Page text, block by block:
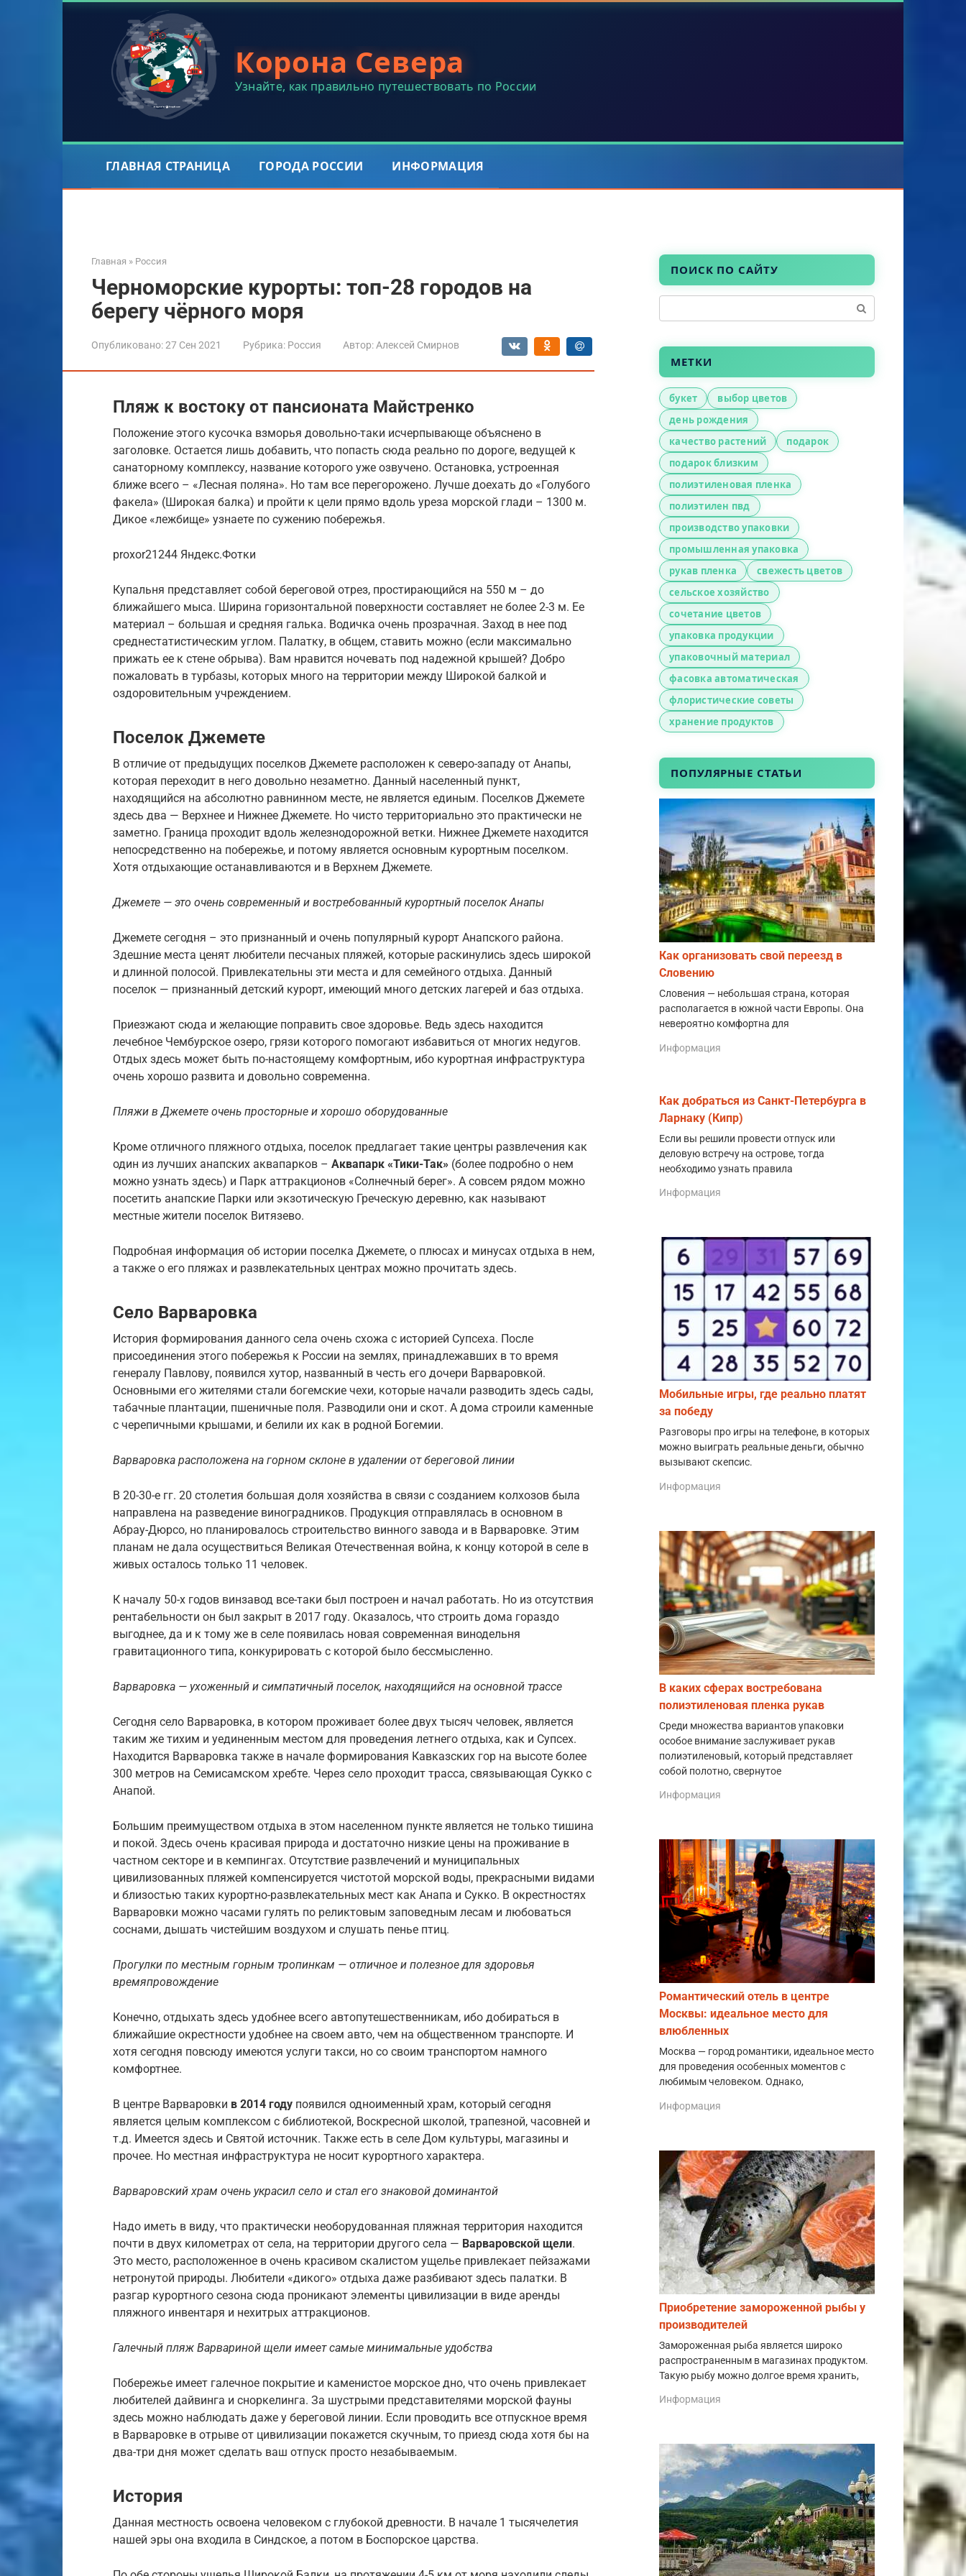
Корона Севера
Узнайте, как правильно путешествовать по России
ГЛАВНАЯ СТРАНИЦА ГОРОДА РОССИИ ИНФОРМАЦИЯ
Главная » Россия
Черноморские курорты: топ-28 городов на
берегу чёрного моря
Опубликовано:27 Сен 2021 Рубрика: Россия Автор: Алексей Смирнов
Пляж к востоку от пансионата Майстренко
Положение этого кусочка взморья довольно-таки исчерпывающе объяснено в
заголовке. Остается лишь добавить, что попасть сюда реально по дороге, ведущей к
санаторному комплексу, название которого уже озвучено. Остановка, устроенная
ближе всего – «Лесная поляна». Но там все перегорожено. Лучше доехать до «Голубого
факела» (Широкая балка) и пройти к цели прямо вдоль уреза морской глади – 1300 м.
Дикое «лежбище» узнаете по сужению побережья.
proxor21244 Яндекс.Фотки
Купальня представляет собой береговой отрез, простирающийся на 550 м – до
ближайшего мыса. Ширина горизонтальной поверхности составляет не более 2-3 м. Ее
материал – большая и средняя галька. Водичка очень прозрачная. Заход в нее под
среднестатистическим углом. Палатку, в общем, ставить можно (если максимально
прижать ее к стене обрыва). Вам нравится ночевать под надежной крышей? Добро
пожаловать в турбазы, которых много на территории между Широкой балкой и
оздоровительным учреждением.
Поселок Джемете
В отличие от предыдущих поселков Джемете расположен к северо-западу от Анапы,
которая переходит в него довольно незаметно. Данный населенный пункт,
находящийся на абсолютно равнинном месте, не является единым. Поселков Джемете
здесь два — Верхнее и Нижнее Джемете. Но чисто территориально это практически не
заметно. Граница проходит вдоль железнодорожной ветки. Нижнее Джемете находится
непосредственно на побережье, и потому является основным курортным поселком.
Хотя отдыхающие останавливаются и в Верхнем Джемете.
Джемете — это очень современный и востребованный курортный поселок Анапы
Джемете сегодня – это признанный и очень популярный курорт Анапского района.
Здешние места ценят любители песчаных пляжей, которые раскинулись здесь широкой
и длинной полосой. Привлекательны эти места и для семейного отдыха. Данный
поселок — признанный детский курорт, имеющий много детских лагерей и баз отдыха.
Приезжают сюда и желающие поправить свое здоровье. Ведь здесь находится
лечебное Чембурское озеро, грязи которого помогают избавиться от многих недугов.
Отдых здесь может быть по-настоящему комфортным, ибо курортная инфраструктура
очень хорошо развита и довольно современна.
Пляжи в Джемете очень просторные и хорошо оборудованные
Кроме отличного пляжного отдыха, поселок предлагает такие центры развлечения как
один из лучших анапских аквапарков – Аквапарк «Тики-Так» (более подробно о нем
можно узнать здесь) и Парк аттракционов «Солнечный берег». А совсем рядом можно
посетить анапские Парки или экзотическую Греческую деревню, как называют
местные жители поселок Витязево.
Подробная информация об истории поселка Джемете, о плюсах и минусах отдыха в нем,
а также о его пляжах и развлекательных центрах можно прочитать здесь.
Село Варваровка
История формирования данного села очень схожа с историей Супсеха. После
присоединения этого побережья к России на землях, принадлежавших в то время
генералу Павлову, появился хутор, названный в честь его дочери Варваровкой.
Основными его жителями стали богемские чехи, которые начали разводить здесь сады,
табачные плантации, пшеничные поля. Разводили они и скот. А дома строили каменные
с черепичными крышами, и белили их как в родной Богемии.
Варваровка расположена на горном склоне в удалении от береговой линии
В 20-30-е гг. 20 столетия большая доля хозяйства в связи с созданием колхозов была
направлена на разведение виноградников. Продукция отправлялась в основном в
Абрау-Дюрсо, но планировалось строительство винного завода и в Варваровке. Этим
планам не дала осуществиться Великая Отечественная война, к концу которой в селе в
живых осталось только 11 человек.
К началу 50-х годов винзавод все-таки был построен и начал работать. Но из отсутствия
рентабельности он был закрыт в 2017 году. Оказалось, что строить дома гораздо
выгоднее, да и к тому же в селе появилась новая современная винодельня
гравитационного типа, конкурировать с которой было бессмысленно.
Варваровка — ухоженный и симпатичный поселок, находящийся на основной трассе
Сегодня село Варваровка, в котором проживает более двух тысяч человек, является
таким же тихим и уединенным местом для проведения летнего отдыха, как и Супсех.
Находится Варваровка также в начале формирования Кавказских гор на высоте более
300 метров на Семисамском хребте. Через село проходит трасса, связывающая Сукко с
Анапой.
Большим преимуществом отдыха в этом населенном пункте является не только тишина
и покой. Здесь очень красивая природа и достаточно низкие цены на проживание в
частном секторе и в кемпингах. Отсутствие развлечений и муниципальных
цивилизованных пляжей компенсируется чистотой морской воды, прекрасными видами
и близостью таких курортно-развлекательных мест как Анапа и Сукко. В окрестностях
Варваровки можно часами гулять по реликтовым заповедным лесам и любоваться
соснами, дышать чистейшим воздухом и слушать пенье птиц.
Прогулки по местным горным тропинкам — отличное и полезное для здоровья
времяпровождение
Конечно, отдыхать здесь удобнее всего автопутешественникам, ибо добираться в
ближайшие окрестности удобнее на своем авто, чем на общественном транспорте. И
хотя сегодня повсюду имеются услуги такси, но со своим транспортом намного
комфортнее.
В центре Варваровки в 2014 году появился одноименный храм, который сегодня
является целым комплексом с библиотекой, Воскресной школой, трапезной, часовней и
т.д. Имеется здесь и Святой источник. Также есть в селе Дом культуры, магазины и
прочее. Но местная инфраструктура не носит курортного характера.
Варваровский храм очень украсил село и стал его знаковой доминантой
Надо иметь в виду, что практически необорудованная пляжная территория находится
почти в двух километрах от села, на территории другого села — Варваровской щели.
Это место, расположенное в очень красивом скалистом ущелье привлекает пейзажами
нетронутой природы. Любители «дикого» отдыха даже разбивают здесь палатки. В
разгар курортного сезона сюда проникают элементы цивилизации в виде аренды
пляжного инвентаря и нехитрых аттракционов.
Галечный пляж Варвариной щели имеет самые минимальные удобства
Побережье имеет галечное покрытие и каменистое морское дно, что очень привлекает
любителей дайвинга и сноркелинга. За шустрыми представителями морской фауны
здесь можно наблюдать даже у береговой линии. Если проводить все отпускное время
в Варваровке в отрыве от цивилизации покажется скучным, то приезд сюда хотя бы на
два-три дня может сделать ваш отпуск просто незабываемым.
История
Данная местность освоена человеком с глубокой древности. В начале 1 тысячелетия
нашей эры она входила в Синдское, а потом в Боспорское царства.
ПОИСК ПО САЙТУ
МЕТКИ
букет
выбор цветов
день рождения
качество растений
подарок
подарок близким
полиэтиленовая пленка
полиэтилен пвд
производство упаковки
промышленная упаковка
рукав пленка
свежесть цветов
сельское хозяйство
сочетание цветов
упаковка продукции
упаковочный материал
фасовка автоматическая
флористические советы
хранение продуктов
ПОПУЛЯРНЫЕ СТАТЬИ
Как организовать свой переезд в
Словению
Словения — небольшая страна, которая
располагается в южной части Европы. Она
невероятно комфортна для
Информация
Как добраться из Санкт-Петербурга в
Ларнаку (Кипр)
Если вы решили провести отпуск или
деловую встречу на острове, тогда
необходимо узнать правила
Информация
Мобильные игры, где реально платят
за победу
Разговоры про игры на телефоне, в которых
можно выиграть реальные деньги, обычно
вызывают скепсис.
Информация
В каких сферах востребована
полиэтиленовая пленка рукав
Среди множества вариантов упаковки
особое внимание заслуживает рукав
полиэтиленовый, который представляет
собой полотно, свернутое
Информация
Романтический отель в центре
Москвы: идеальное место для
влюбленных
Москва — город романтики, идеальное место
для проведения особенных моментов с
любимым человеком. Однако,
Информация
Приобретение замороженной рыбы у
производителей
Замороженная рыба является широко
распространенным в магазинах продуктом.
Такую рыбу можно долгое время хранить,
Информация